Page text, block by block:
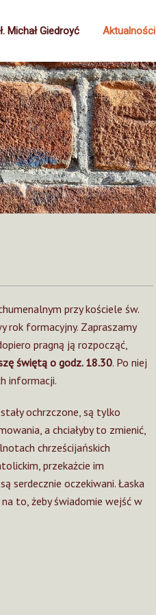
Michał Giedroyć Aktualności
przy kościele św.
rok formacyjny. Zapraszamy
pragną ją rozpocząć,
świętą o godz. 18.30. Po niej
informacji.
ochrzczone, są tylko
a chciałyby to zmienić,
chrześcijańskich
przekażcie im
serdecznie oczekiwani. Łaska
to, żeby świadomie wejść w